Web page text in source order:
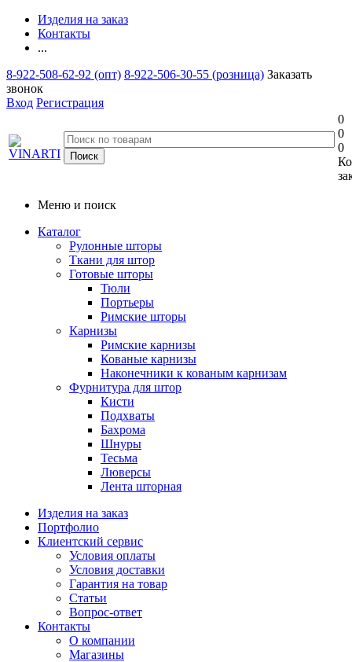
Изделия на заказ
Контакты
...
8-922-508-62-92 (опт) 8-922-506-30-55 (розница) Заказать
звонок
Вход Регистрация
0
0
0
Меню и поиск
Каталог
Рулонные шторы
Ткани для штор
Готовые шторы
Тюли
Портьеры
Римские шторы
Карнизы
Римские карнизы
Кованые карнизы
Наконечники к кованым карнизам
Фурнитура для штор
Кисти
Подхваты
Бахрома
Шнуры
Тесьма
Люверсы
Лента шторная
Изделия на заказ
Портфолио
Клиентский сервис
Условия оплаты
Условия доставки
Гарантия на товар
Статьи
Вопрос-ответ
Контакты
О компании
Магазины